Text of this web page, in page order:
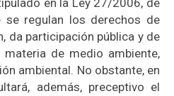
en la Ley 27/2006, de
regulan los derechos de
da participación pública y de
de medio ambiente,
ambiental. No obstante, en
además, preceptivo el